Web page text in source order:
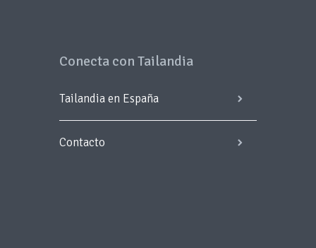
Conecta con Tailandia
Tailandia en España
Contacto